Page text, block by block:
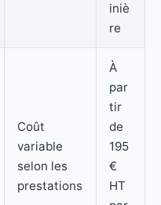
iniè
re
Coût
variable
selon les
prestations
À
par
tir
de
195
€
HT